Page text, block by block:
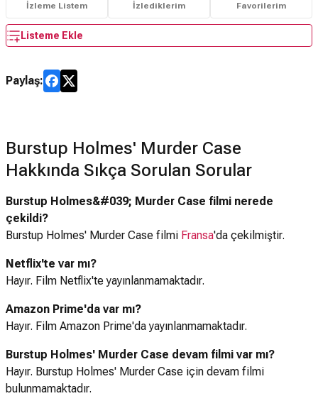
İzleme Listem İzlediklerim Favorilerim
Listeme Ekle
Paylaş:
Burstup Holmes' Murder Case
Hakkında Sıkça Sorulan Sorular
Burstup Holmes&#039; Murder Case filmi nerede
çekildi?
Burstup Holmes' Murder Case filmi Fransa'da çekilmiştir.
Netflix'te var mı?
Hayır. Film Netflix'te yayınlanmamaktadır.
Amazon Prime'da var mı?
Hayır. Film Amazon Prime'da yayınlanmamaktadır.
Burstup Holmes' Murder Case devam filmi var mı?
Hayır. Burstup Holmes' Murder Case için devam filmi
bulunmamaktadır.